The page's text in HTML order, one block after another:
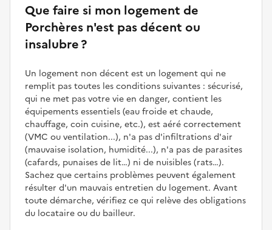
Que faire si mon logement de
Porchères n'est pas décent ou
insalubre ?
Un logement non décent est un logement qui ne
remplit pas toutes les conditions suivantes : sécurisé,
qui ne met pas votre vie en danger, contient les
équipements essentiels (eau froide et chaude,
chauffage, coin cuisine, etc.), est aéré correctement
(VMC ou ventilation...), n'a pas d'infiltrations d'air
(mauvaise isolation, humidité...), n'a pas de parasites
(cafards, punaises de lit…) ni de nuisibles (rats…).
Sachez que certains problèmes peuvent également
résulter d'un mauvais entretien du logement. Avant
toute démarche, vérifiez ce qui relève des obligations
du locataire ou du bailleur.